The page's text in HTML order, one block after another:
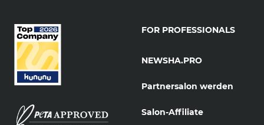
FOR PROFESSIONALS
NEWSHA.PRO
Partnersalon werden
Salon-Affiliate